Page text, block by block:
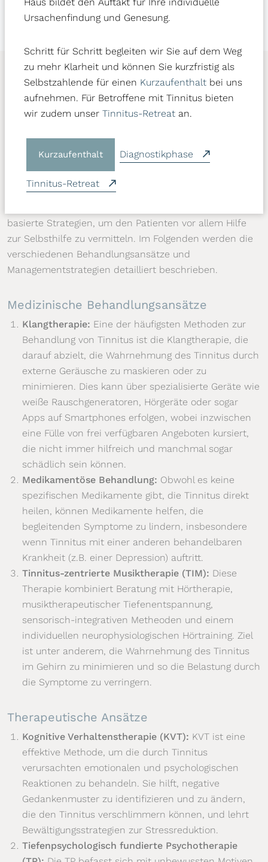
Behandlungsansätze und
Managementstrategien für Tinnitus
und Stress
Die Behandlung von Tinnitus und die Bewältigung der
multifaktoriellen Ansatz. Fachärzte kombinieren oft
basierte Strategien, um den Patienten vor allem Hilfe
zur Selbsthilfe zu vermitteln. Im Folgenden werden die
verschiedenen Behandlungsansätze und
Managementstrategien detailliert beschrieben.
Medizinische Behandlungsansätze
Klangtherapie: Eine der häufigsten Methoden zur
Behandlung von Tinnitus ist die Klangtherapie, die
darauf abzielt, die Wahrnehmung des Tinnitus durch
externe Geräusche zu maskieren oder zu
minimieren. Dies kann über spezialisierte Geräte wie
weiße Rauschgeneratoren, Hörgeräte oder sogar
Apps auf Smartphones erfolgen, wobei inzwischen
eine Fülle von frei verfügbaren Angeboten kursiert,
die nicht immer hilfreich und manchmal sogar
schädlich sein können.
Medikamentöse Behandlung: Obwohl es keine
spezifischen Medikamente gibt, die Tinnitus direkt
heilen, können Medikamente helfen, die
begleitenden Symptome zu lindern, insbesondere
wenn Tinnitus mit einer anderen behandelbaren
Krankheit (z.B. einer Depression) auftritt.
Tinnitus-zentrierte Musiktherapie (TIM): Diese
Therapie kombiniert Beratung mit Hörtherapie,
musiktherapeutischer Tiefenentspannung,
sensorisch-integrativen Metheoden und einem
individuellen neurophysiologischen Hörtraining. Ziel
ist unter anderem, die Wahrnehmung des Tinnitus
im Gehirn zu minimieren und so die Belastung durch
die Symptome zu verringern.
Therapeutische Ansätze
Kognitive Verhaltenstherapie (KVT): KVT ist eine
effektive Methode, um die durch Tinnitus
verursachten emotionalen und psychologischen
Reaktionen zu behandeln. Sie hilft, negative
Gedankenmuster zu identifizieren und zu ändern,
die den Tinnitus verschlimmern können, und lehrt
Bewältigungsstrategien zur Stressreduktion.
Tiefenpsychologisch fundierte Psychotherapie
Ursachenfindung und Genesung.
Schritt für Schritt begleiten wir Sie auf dem Weg
zu mehr Klarheit und können Sie kurzfristig als
Selbstzahlende für einen Kurzaufenthalt bei uns
aufnehmen. Für Betroffene mit Tinnitus bieten
wir zudem unser Tinnitus-Retreat an.
Kurzaufenthalt Diagnostikphase
Tinnitus-Retreat